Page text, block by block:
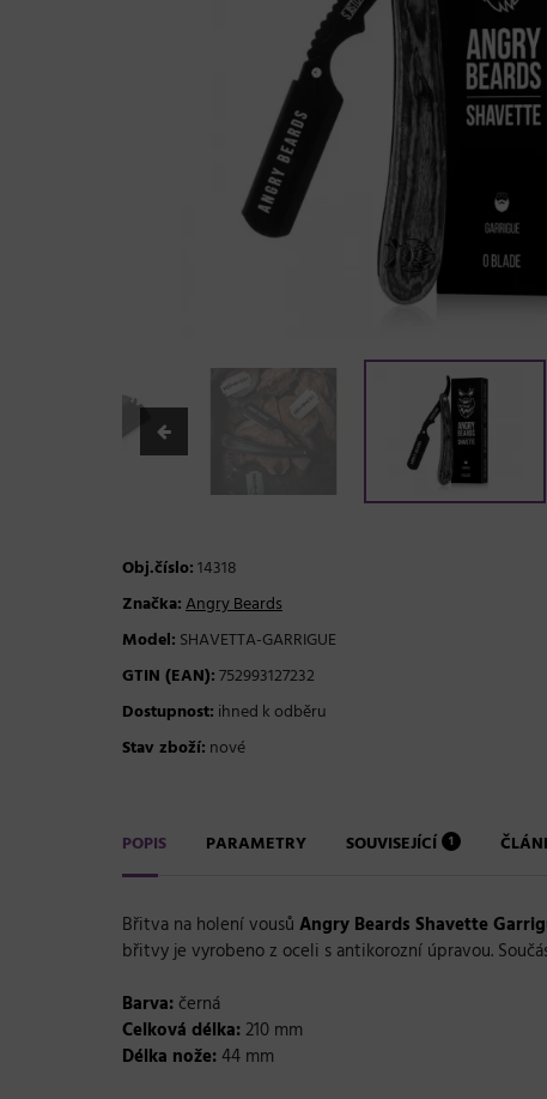
Obj.číslo:14318
Značka:Angry Beards
Model: SHAVETTA-GARRIGUE
GTIN (EAN):752993127232
Dostupnost: ihned k odběru
Stav zboží: nové
POPIS PARAMETRY SOUVISEJÍCÍ 1
Břitva na holení vousů Angry Beards Shavette
břitvy je vyrobeno z oceli s antikorozní úpravou.
Barva: černá
Celková délka:210 mm
Délka nože:44 mm